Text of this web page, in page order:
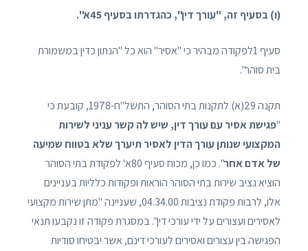
(ו) בסעיף זה, "עורך דין", כהגדרתו בסעיף 45א".
סעיף 1לפקודה מבהיר כי "אסיר" הוא כל "הנתון כדין במשמורת
בית סוהר".
תקנה 29(א) לתקנות בתי הסוהר, התשל"ח-1978, קובעת כי
"פגישת אסיר עם עורך דין, שיש לה קשר עניני לשירות
המקצועי שנותן עורך הדין לאסיר תיערך שלא בטווח שמיעה
של אדם אחר
". כמו כן, מכוח סעיף 80א' לפקודת בתי הסוהר
הוציא נציב שירות בתי הסוהר הוראות ופקודות כלליות בעניינים
אלו, לרבות פקודת נציבות 04.34.00, שעניינה "מתן שירות מקצועי
לאסירים ועצורים על ידי עורכי דין". במסגרת פקודה זו נקבעו תנאי
הפגישה בין עצורים ואסירים לעורכי דינם, אשר יבטיחו סודיות